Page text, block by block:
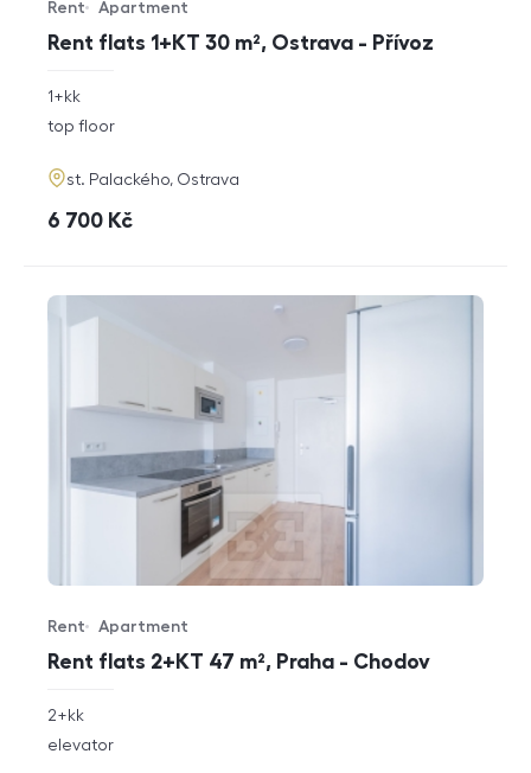
Rent flats 1+KT 30 m², Ostrava - Přívoz
Offer type
Rent
Property type
Apartment
rozměry
disposition
1+kk
funkce
top floor
adresa
st. Palackého, Ostrava
cena
6 700 Kč
Rent flats 2+KT 47 m², Praha - Chodov
Offer type
Rent
Property type
Apartment
rozměry
disposition
2+kk
funkce
elevator